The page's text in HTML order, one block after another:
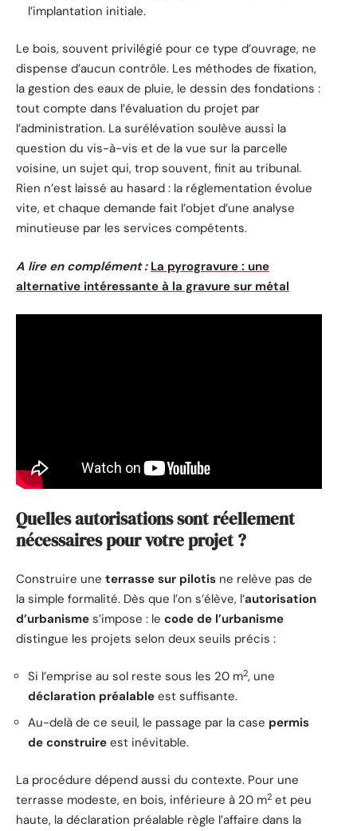
l’implantation initiale.
Le bois, souvent privilégié pour ce type d’ouvrage, ne
dispense d’aucun contrôle. Les méthodes de fixation,
la gestion des eaux de pluie, le dessin des fondations :
tout compte dans l’évaluation du projet par
l’administration. La surélévation soulève aussi la
question du vis-à-vis et de la vue sur la parcelle
voisine, un sujet qui, trop souvent, finit au tribunal.
Rien n’est laissé au hasard : la réglementation évolue
vite, et chaque demande fait l’objet d’une analyse
minutieuse par les services compétents.
A lire en complément : La pyrogravure : une
alternative intéressante à la gravure sur métal
Quelles autorisations sont réellement
nécessaires pour votre projet ?
Construire une terrasse sur pilotis ne relève pas de
la simple formalité. Dès que l’on s’élève, l’autorisation
d’urbanisme s’impose : le code de l’urbanisme
distingue les projets selon deux seuils précis :
Si l’emprise au sol reste sous les 20 m2, une
déclaration préalable est suffisante.
Au-delà de ce seuil, le passage par la case permis
de construire est inévitable.
La procédure dépend aussi du contexte. Pour une
terrasse modeste, en bois, inférieure à 20 m2 et peu
haute, la déclaration préalable règle l’affaire dans la